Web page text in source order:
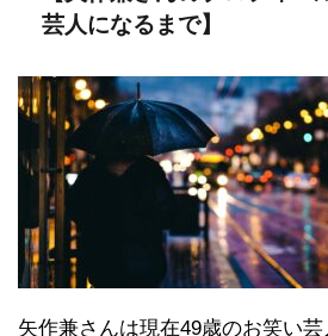
芸人になるまで】
矢作兼さんは現在49歳のお笑い